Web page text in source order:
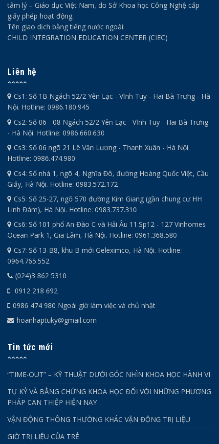
tâm lý – Giáo dục Việt Nam, do Sở Khoa học Công Nghệ cấp
giấy phép hoạt động.
Tên giao dịch bằng tiếng nước ngoài:
CHILD INTEGRATION EDUCATION CENTER (CIEC)
Liên hệ
Cs1: Số 1B Ngách 52/2 Yên Lạc - Vĩnh Tuy - Hai Bà Trưng - Hà
Nội. Hotline: 0986.180.945
Cs2: Số 06 - 08 Ngách 52/2 Yên Lạc - Vĩnh Tuy - Hai Bà Trưng
- Hà Nội. Hotline: 0986.660.630
Cs3: Số 06 ngõ 21 Lê Văn Lương - Thanh Xuân - Hà Nội.
Hotline: 0986.474.980
Cs4: Số nhà 1, ngõ 4, Nghĩa Đô, đường Hoàng Quốc Việt, Cầu
Giấy, Hà Nội. Hotline: 0983.572.172
Cs5: Số 25-27, ngõ 570 đường Kim Giang (gần chung cư HH
Linh Đàm), Hà Nội. Hotline: 0983.737.310
Cs6: Số 101 phố An Đào C và Hải Âu 11.Sp12 - 127 Vinhomes
Ocean Park 1, Gia Lâm, Hà Nội. Hotline: 0961.368.580
Cs7: Số 13-B8, khu B mới Geleximco, Hà Nội. Hotline:
0964.765.552
(024)3 862 5310
0912 218 692
0986 474 980 Ngoài giờ làm việc và chủ nhật
hoanhaptuky@gmail.com
Tin tức mới
“TIME-OUT” – KỸ THUẬT DƯỚI GÓC NHÌN KHOA HỌC HÀNH VI
TỰ KỶ VÀ BẰNG CHỨNG KHOA HỌC ĐỐI VỚI NHỮNG PHƯƠNG
PHÁP CAN THIỆP HIỆN NAY
VẬN ĐỘNG THÔNG THƯỜNG KHÁC VẬN ĐỘNG TRỊ LIỆU
GIỜ TRỊ LIỆU CỦA TRẺ